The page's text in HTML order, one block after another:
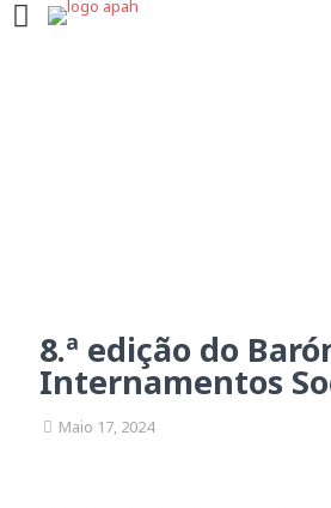
8.ª edição do
Internamentos
Maio 17, 2024